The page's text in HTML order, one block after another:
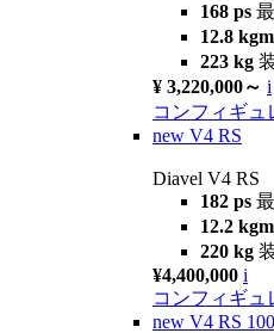
168 ps
12.8 kgm
223 kg
¥ 3,220,000～ i
コンフィギュ
new V4 RS
Diavel V4 RS
182 ps
12.2 kgm
220 kg
¥4,400,000 i
コンフィギュ
new V4 RS 100